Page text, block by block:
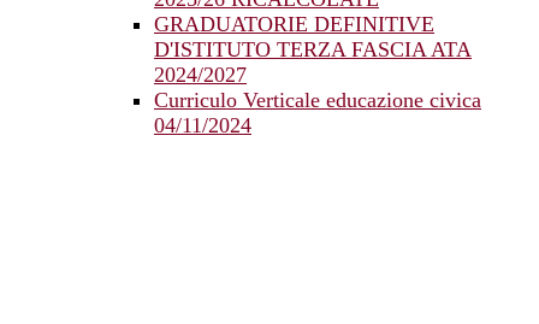
GRADUATORIE DEFINITIVE
D'ISTITUTO TERZA FASCIA ATA
2024/2027
Curriculo Verticale educazione civica
04/11/2024